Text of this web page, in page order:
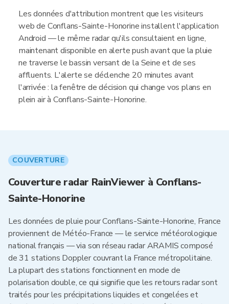
Les données d'attribution montrent que les visiteurs
web de Conflans-Sainte-Honorine installent l'application
Android — le même radar qu'ils consultaient en ligne,
maintenant disponible en alerte push avant que la pluie
ne traverse le bassin versant de la Seine et de ses
affluents. L'alerte se déclenche 20 minutes avant
l'arrivée : la fenêtre de décision qui change vos plans en
plein air à Conflans-Sainte-Honorine.
COUVERTURE
Couverture radar RainViewer à Conflans-
Sainte-Honorine
Les données de pluie pour Conflans-Sainte-Honorine, France
proviennent de Météo-France — le service météorologique
national français — via son réseau radar ARAMIS composé
de 31 stations Doppler couvrant la France métropolitaine.
La plupart des stations fonctionnent en mode de
polarisation double, ce qui signifie que les retours radar sont
traités pour les précipitations liquides et congelées et